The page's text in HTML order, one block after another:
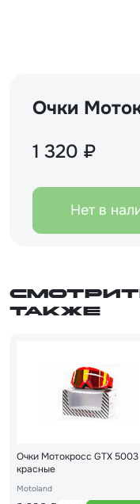
Очки
1 320 ₽
Нет в
также
Очки Мотокросс GTX 5003
красные
Motoland